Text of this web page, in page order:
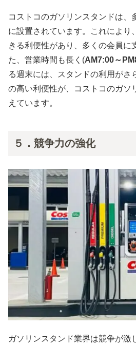
コストコのガソリンスタンドは、
に設置されています。これにより
きる利便性があり、多くの会員に
た、営業時間も長く(AM7:00～
る週末には、スタンドの利用がさ
の高い利便性が、コストコのガソ
えています。
５．競争力の強化
ガソリンスタンド業界は競争が激